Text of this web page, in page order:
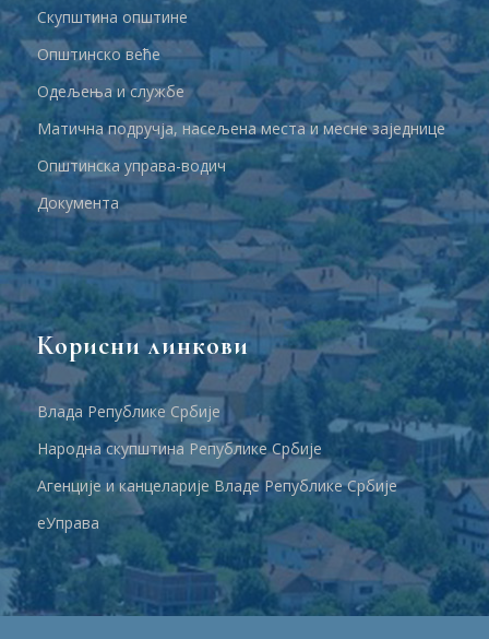
Скупштина општине
Општинско веће
Одељења и службе
Матична подручја, насељена места и месне заједнице
Општинска управа-водич
Документа
Корисни линкови
Влада Републике Србије
Народна скупштина Републике Србије
Агенције и канцеларије Владе Републике Србије
еУправа